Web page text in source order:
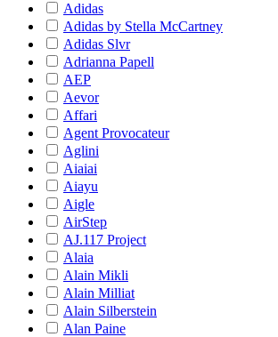
Adidas
Adidas by Stella McCartney
Adidas Slvr
Adrianna Papell
AEP
Aevor
Affari
Agent Provocateur
Aglini
Aiaiai
Aiayu
Aigle
AirStep
AJ.117 Project
Alaia
Alain Mikli
Alain Milliat
Alain Silberstein
Alan Paine